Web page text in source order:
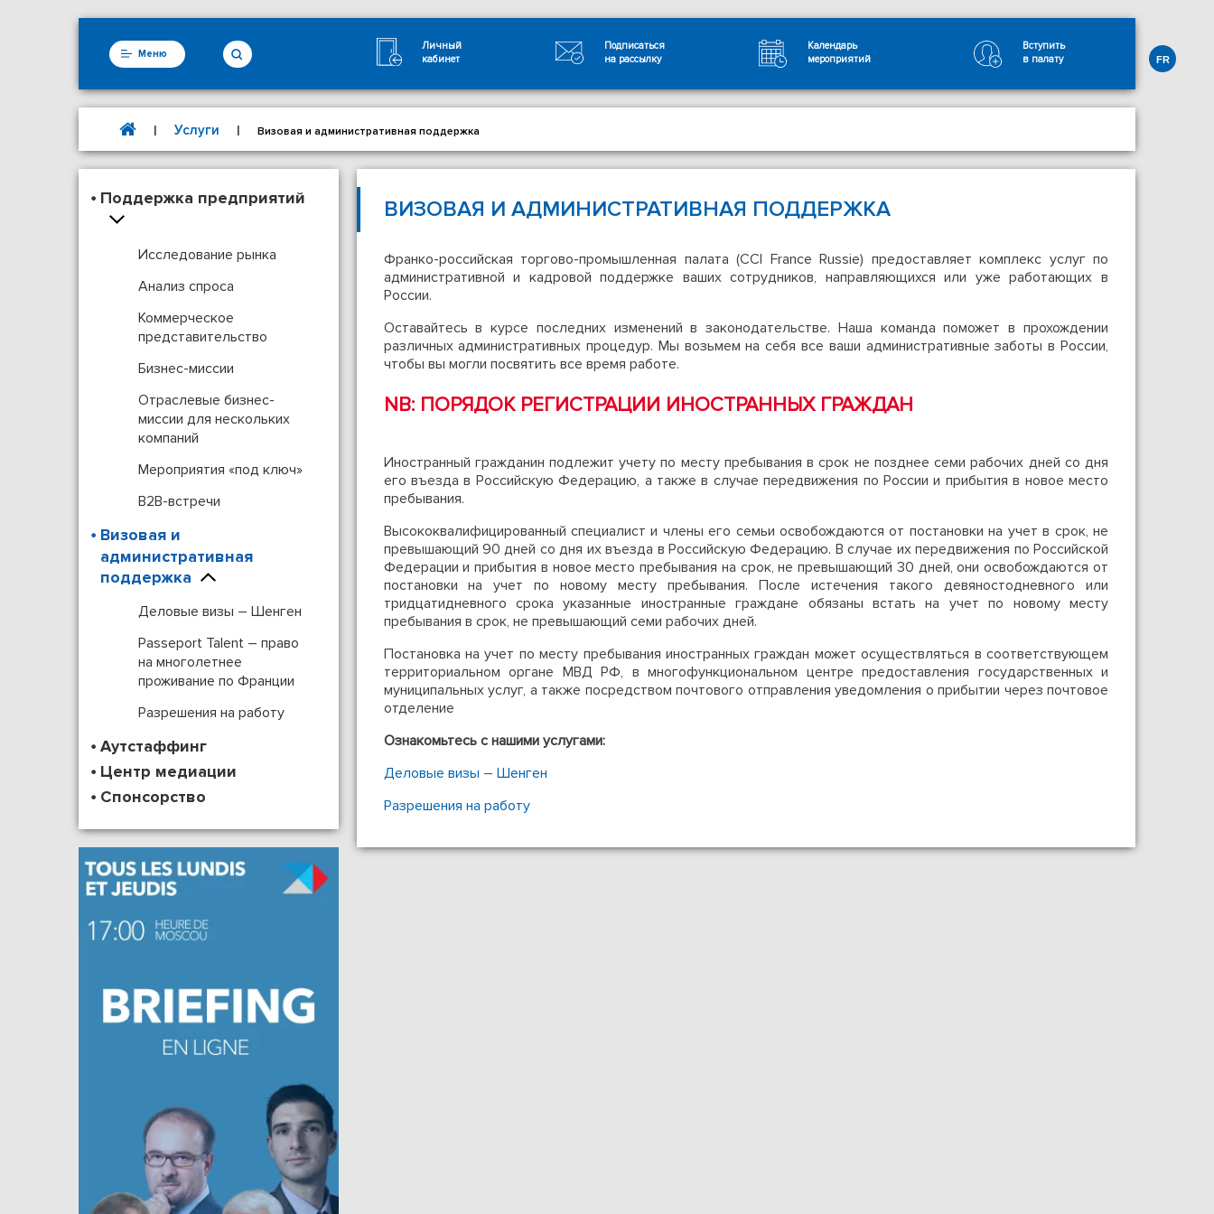
Меню
Личный
кабинет
Подписаться
на рассылку
Календарь
мероприятий
Вступить
в палату
FR
| Услуги | Визовая и административная поддержка
Поддержка предприятий
Исследование рынка
Анализ спроса
Коммерческое
представительство
Бизнес-миссии
Отраслевые бизнес-
миссии для нескольких
компаний
Мероприятия «под ключ»
B2B-встречи
Визовая и
административная
поддержка
Деловые визы – Шенген
Passeport Talent – право
на многолетнее
проживание по Франции
Разрешения на работу
Аутстаффинг
Центр медиации
Спонсорство
ВИЗОВАЯ И АДМИНИСТРАТИВНАЯ ПОДДЕРЖКА
Франко-российская торгово-промышленная палата (CCI France Russie) предоставляет комплекс услуг по
административной и кадровой поддержке ваших сотрудников, направляющихся или уже работающих в
России.
Оставайтесь в курсе последних изменений в законодательстве. Наша команда поможет в прохождении
различных административных процедур. Мы возьмем на себя все ваши административные заботы в России,
чтобы вы могли посвятить все время работе.
NB: ПОРЯДОК РЕГИСТРАЦИИ ИНОСТРАННЫХ ГРАЖДАН
Иностранный гражданин подлежит учету по месту пребывания в срок не позднее семи рабочих дней со дня
его въезда в Российскую Федерацию, а также в случае передвижения по России и прибытия в новое место
пребывания.
Высококвалифицированный специалист и члены его семьи освобождаются от постановки на учет в срок, не
превышающий 90 дней со дня их въезда в Российскую Федерацию. В случае их передвижения по Российской
Федерации и прибытия в новое место пребывания на срок, не превышающий 30 дней, они освобождаются от
постановки на учет по новому месту пребывания. После истечения такого девяностодневного или
тридцатидневного срока указанные иностранные граждане обязаны встать на учет по новому месту
пребывания в срок, не превышающий семи рабочих дней.
Постановка на учет по месту пребывания иностранных граждан может осуществляться в соответствующем
территориальном органе МВД РФ, в многофункциональном центре предоставления государственных и
муниципальных услуг, а также посредством почтового отправления уведомления о прибытии через почтовое
отделение
Ознакомьтесь с нашими услугами:
Деловые визы – Шенген
Разрешения на работу